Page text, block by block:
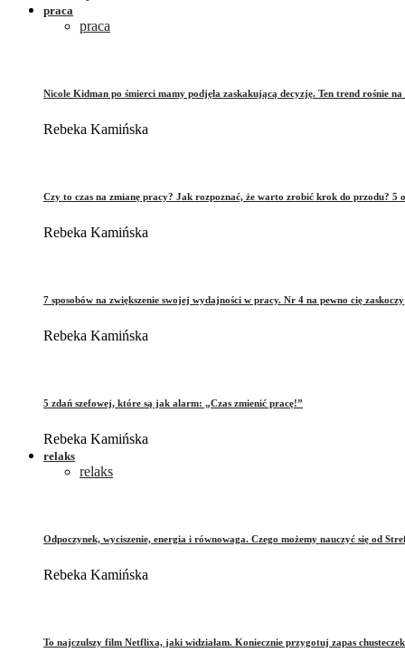
praca
praca
Nicole Kidman po śmierci mamy podjęła zaskakującą decyzję. Ten trend rośnie na
Rebeka Kamińska
Czy to czas na zmianę pracy? Jak rozpoznać, że warto zrobić krok do przodu? 5
Rebeka Kamińska
7 sposobów na zwiększenie swojej wydajności w pracy. Nr 4 na pewno cię zaskoczy
Rebeka Kamińska
5 zdań szefowej, które są jak alarm: „Czas zmienić pracę!”
Rebeka Kamińska
relaks
relaks
Odpoczynek, wyciszenie, energia i równowaga. Czego możemy nauczyć się od
Rebeka Kamińska
To najczulszy film Netflixa, jaki widziałam. Koniecznie przygotuj zapas chusteczek